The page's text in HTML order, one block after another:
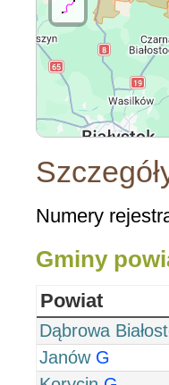
Numery
Gminy
Powiat
Dąbrowa
Janów G